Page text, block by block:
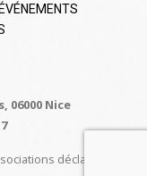
ÉVÉNEMENTS
06000 Nice
déclarées